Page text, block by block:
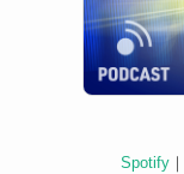
Spotify ｜